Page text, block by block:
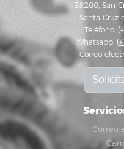
38200, San
Santa Cruz
Teléfono:
Whatsapp:
Correo
Correo